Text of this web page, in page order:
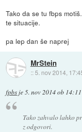
Tako da se tu fbps
te situacije.
pa lep dan še naprej
MrStein
:: 5. nov 2014,
fpbs je5. nov 2014 ob 14:11
Tako zahvalo lahko
z odgovori.